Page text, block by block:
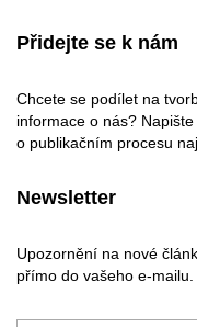
Přidejte se k nám
Chcete se podílet na
informace o nás? Napište
o publikačním procesu
Newsletter
Upozornění na nové
přímo do vašeho e-